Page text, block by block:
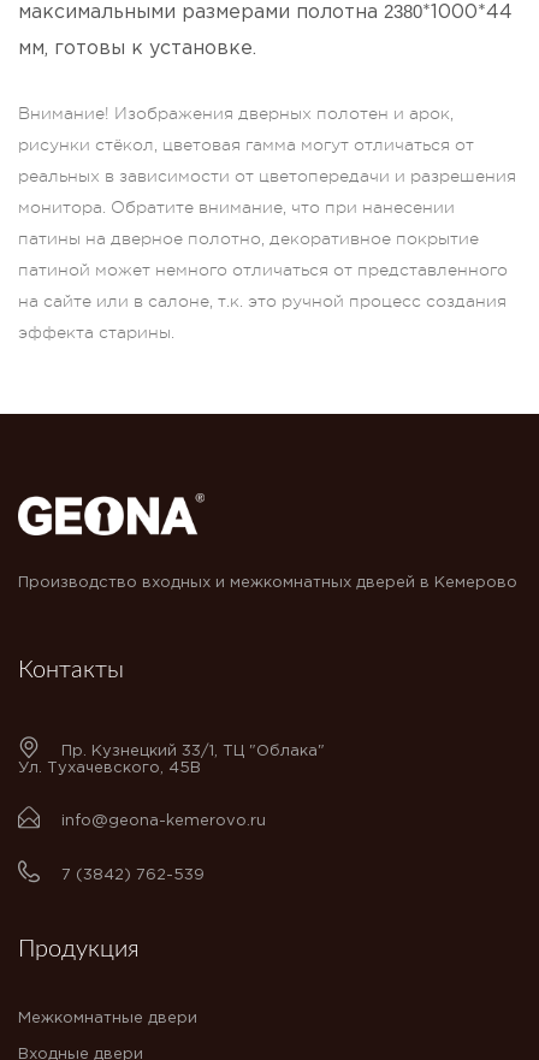
максимальными размерами полотна 2380*1000*44
мм, готовы к установке.
Внимание! Изображения дверных полотен и арок,
рисунки стёкол, цветовая гамма могут отличаться от
реальных в зависимости от цветопередачи и разрешения
монитора. Обратите внимание, что при нанесении
патины на дверное полотно, декоративное покрытие
патиной может немного отличаться от представленного
на сайте или в салоне, т.к. это ручной процесс создания
эффекта старины.
Производство входных и межкомнатных дверей в Кемерово
Контакты
Пр. Кузнецкий 33/1, ТЦ "Облака"
Ул. Тухачевского, 45В
info@geona-kemerovo.ru
7 (3842) 762-539
Продукция
Межкомнатные двери
Входные двери